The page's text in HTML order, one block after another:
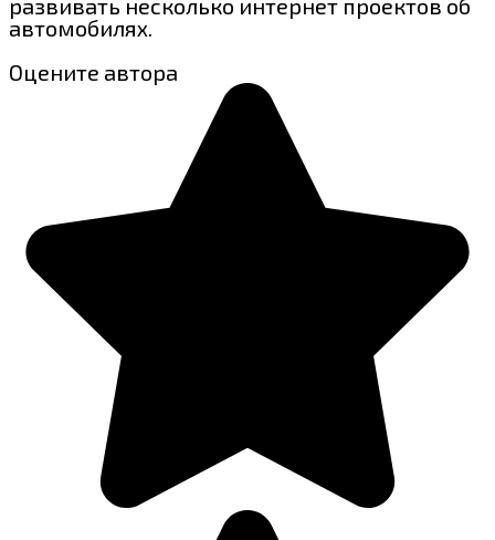
развивать несколько интернет проектов об
автомобилях.
Оцените автора